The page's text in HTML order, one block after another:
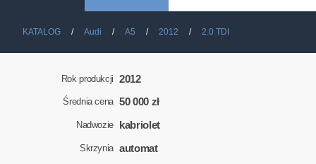
KATALOG Audi A5 2012 2.0 TDI
Rok produkcji 2012
Średnia cena 50 000 zł
Nadwozie kabriolet
Skrzynia automat